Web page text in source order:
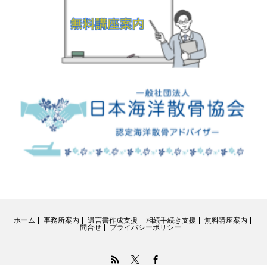
ホーム 事務所案内 遺言書作成支援 相続手続き支援
無料講座案内
問合せ
プライバシーポリシー
Facebook